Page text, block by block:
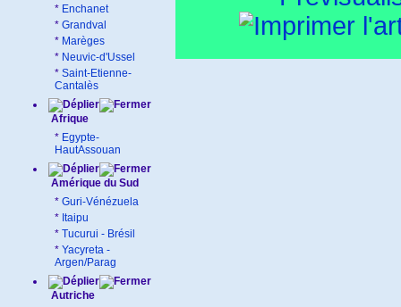
* Enchanet
* Grandval
* Marèges
* Neuvic-d'Ussel
* Saint-Etienne-
Cantalès
Afrique
* Egypte-
HautAssouan
Amérique du Sud
* Guri-Vénézuela
* Itaipu
* Tucurui - Brésil
* Yacyreta -
Argen/Parag
Autriche